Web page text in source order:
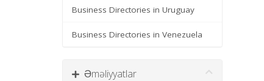
Business Directories in Uruguay
Business Directories in Venezuela
Əməliyyatlar